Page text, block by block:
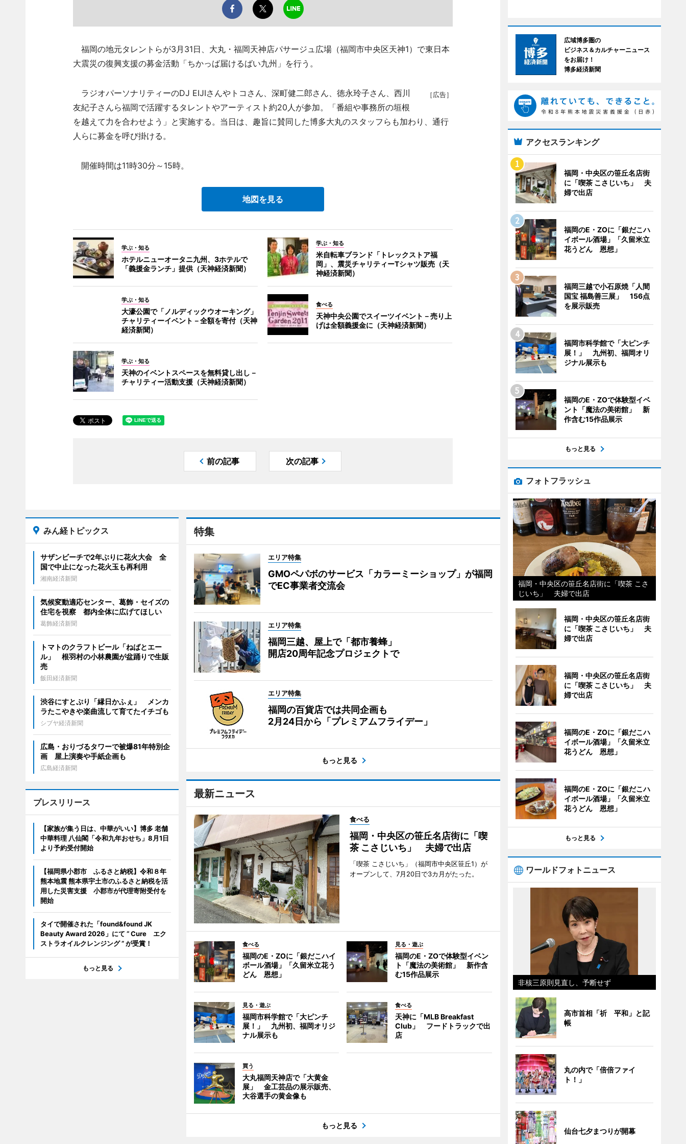
福岡の地元タレントらが3月31日、大丸・福岡天神店パサージュ広場（福岡市中央区天神1）で東日本
大震災の復興支援の募金活動「ちかっば届けるばい九州」を行う。
［広告］
ラジオパーソナリティーのDJ EIJIさんやトコさん、深町健二郎さん、徳永玲子さん、西川
友紀子さんら福岡で活躍するタレントやアーティスト約20人が参加。「番組や事務所の垣根
を越えて力を合わせよう」と実施する。当日は、趣旨に賛同した博多大丸のスタッフらも加わり、通行
人らに募金を呼び掛ける。
開催時間は11時30分～15時。
地図を見る
学ぶ・知る
ホテルニューオータニ九州、3ホテルで
「義援金ランチ」提供（天神経済新聞）
学ぶ・知る
米自転車ブランド「トレックストア福
岡」、震災チャリティーTシャツ販売（天
神経済新聞）
学ぶ・知る
大濠公園で「ノルディックウオーキング」
チャリティーイベント－全額を寄付（天神
経済新聞）
食べる
天神中央公園でスイーツイベント－売り上
げは全額義援金に（天神経済新聞）
学ぶ・知る
天神のイベントスペースを無料貸し出し－
チャリティー活動支援（天神経済新聞）
前の記事 次の記事
特集
エリア特集
GMOペパボのサービス「カラーミーショップ」が福岡
でEC事業者交流会
エリア特集
福岡三越、屋上で「都市養蜂」
開店20周年記念プロジェクトで
エリア特集
福岡の百貨店では共同企画も
2月24日から「プレミアムフライデー」
もっと見る
最新ニュース
食べる
福岡・中央区の笹丘名店街に「喫
茶 こさじいち」 夫婦で出店
「喫茶 こさじいち」（福岡市中央区笹丘1）が
オープンして、7月20日で3カ月がたった。
食べる
福岡のE・ZOに「銀だこハイ
ボール酒場」「久留米立花う
どん 恩想」
見る・遊ぶ
福岡のE・ZOで体験型イベン
ト「魔法の美術館」 新作含
む15作品展示
見る・遊ぶ
福岡市科学館で「大ピンチ
展！」 九州初、福岡オリジ
ナル展示も
食べる
天神に「MLB Breakfast
Club」 フードトラックで出
店
買う
大丸福岡天神店で「大黄金
展」 金工芸品の展示販売、
大谷選手の黄金像も
もっと見る
みん経トピックス
サザンビーチで2年ぶりに花火大会 全
国で中止になった花火玉も再利用
湘南経済新聞
気候変動適応センター、葛飾・セイズの
住宅を視察 都内全体に広げてほしい
葛飾経済新聞
トマトのクラフトビール「ねばとエー
ル」 根羽村の小林農園が盆踊りで生販
売
飯田経済新聞
渋谷にすとぷり「縁日かふぇ」 メンカ
ラたこやきや楽曲流して育てたイチゴも
シブヤ経済新聞
広島・おりづるタワーで被爆81年特別企
画 屋上演奏や手紙企画も
広島経済新聞
プレスリリース
【家族が集う日は、中華がいい】博多 老舗
中華料理 八仙閣「令和九年おせち」8月1日
より予約受付開始
【福岡県小郡市 ふるさと納税】令和８年
熊本地震 熊本県宇土市のふるさと納税を活
用した災害支援 小郡市が代理寄附受付を
開始
タイで開催された「found&found JK
Beauty Award 2026」にて “ Cure エク
ストラオイルクレンジング ” が受賞！
もっと見る
広域博多圏の
ビジネス＆カルチャーニュース
をお届け！
博多経済新聞
アクセスランキング
福岡・中央区の笹丘名店街
に「喫茶 こさじいち」 夫
婦で出店
福岡のE・ZOに「銀だこハ
イボール酒場」「久留米立
花うどん 恩想」
福岡三越で小石原焼「人間
国宝 福島善三展」 156点
を展示販売
福岡市科学館で「大ピンチ
展！」 九州初、福岡オリ
ジナル展示も
福岡のE・ZOで体験型イベ
ント「魔法の美術館」 新
作含む15作品展示
もっと見る
フォトフラッシュ
福岡・中央区の笹丘名店街に「喫茶 こさ
じいち」 夫婦で出店
福岡・中央区の笹丘名店街
に「喫茶 こさじいち」 夫
婦で出店
福岡・中央区の笹丘名店街
に「喫茶 こさじいち」 夫
婦で出店
福岡のE・ZOに「銀だこハ
イボール酒場」「久留米立
花うどん 恩想」
福岡のE・ZOに「銀だこハ
イボール酒場」「久留米立
花うどん 恩想」
もっと見る
ワールドフォトニュース
非核三原則見直し、予断せず
高市首相「祈 平和」と記
帳
丸の内で「倍倍ファイ
ト！」
仙台七夕まつりが開幕